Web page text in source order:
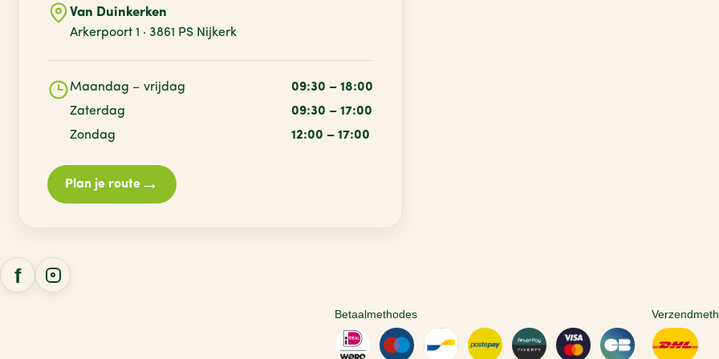
Van Duinkerken
Arkerpoort 1 · 3861 PS Nijkerk
Maandag – vrijdag
09:30 – 18:00
Zaterdag
09:30 – 17:00
Zondag
12:00 – 17:00
Plan je route →
Betaalmethodes